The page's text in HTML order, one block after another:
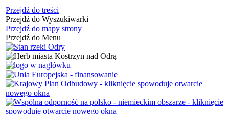
Przejdź do treści
Przejdź do Wyszukiwarki
Przejdź do mapy strony
Przejdź do Menu